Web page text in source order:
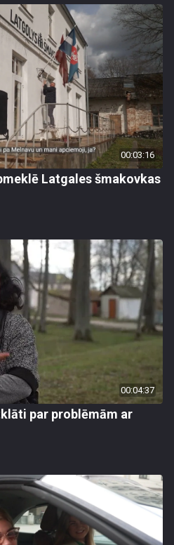
00:03:16
Latgales šmakovkas
00:04:37
par problēmām ar